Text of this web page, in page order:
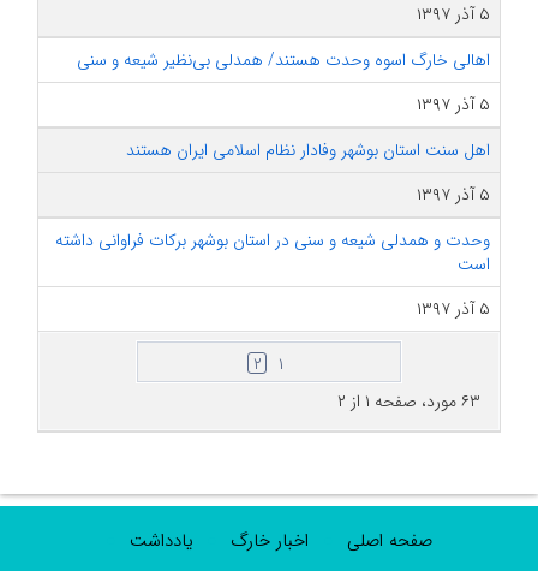
۵ آذر ۱۳۹۷
اهالی خارگ اسوه وحدت هستند/ همدلی بی‌نظیر شیعه و سنی
۵ آذر ۱۳۹۷
اهل سنت استان بوشهر وفادار نظام اسلامی ایران هستند
۵ آذر ۱۳۹۷
وحدت و همدلی شیعه و سنی در استان بوشهر برکات فراوانی داشته
است
۵ آذر ۱۳۹۷
۱
۲
۶۳ مورد، صفحه ۱ از ۲
صفحه اصلی اخبار خارگ یادداشت